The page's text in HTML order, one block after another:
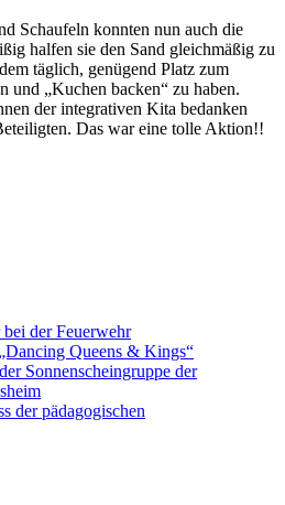
Schaufeln konnten nun auch die
halfen sie den Sand gleichmäßig zu
täglich, genügend Platz zum
und „Kuchen backen“ zu haben.
der integrativen Kita bedanken
Das war eine tolle Aktion!!
der Feuerwehr
Queens & Kings“
Sonnenscheingruppe der
der pädagogischen